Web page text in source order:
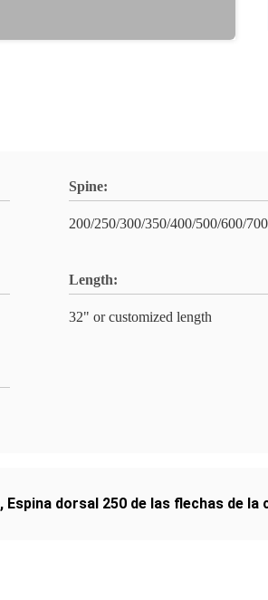
Spine:
200/250/300/350/400/500/600/700
Length:
32" or customized length
, Espina dorsal 250 de las flechas de la